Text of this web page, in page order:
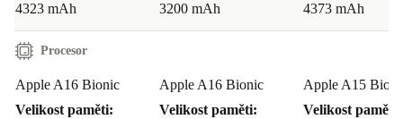
4323 mAh 3200 mAh 4373 mAh
Procesor
Apple A16 Bionic
Velikost paměti:
Apple A16 Bionic
Velikost paměti:
Apple A15
Velikost paměti: